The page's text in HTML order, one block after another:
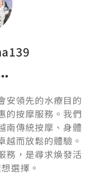
安領先的水療目的
的按摩服務。我們
南傳統按摩、身體
越而放鬆的體驗。
務，是尋求煥發活
選擇。